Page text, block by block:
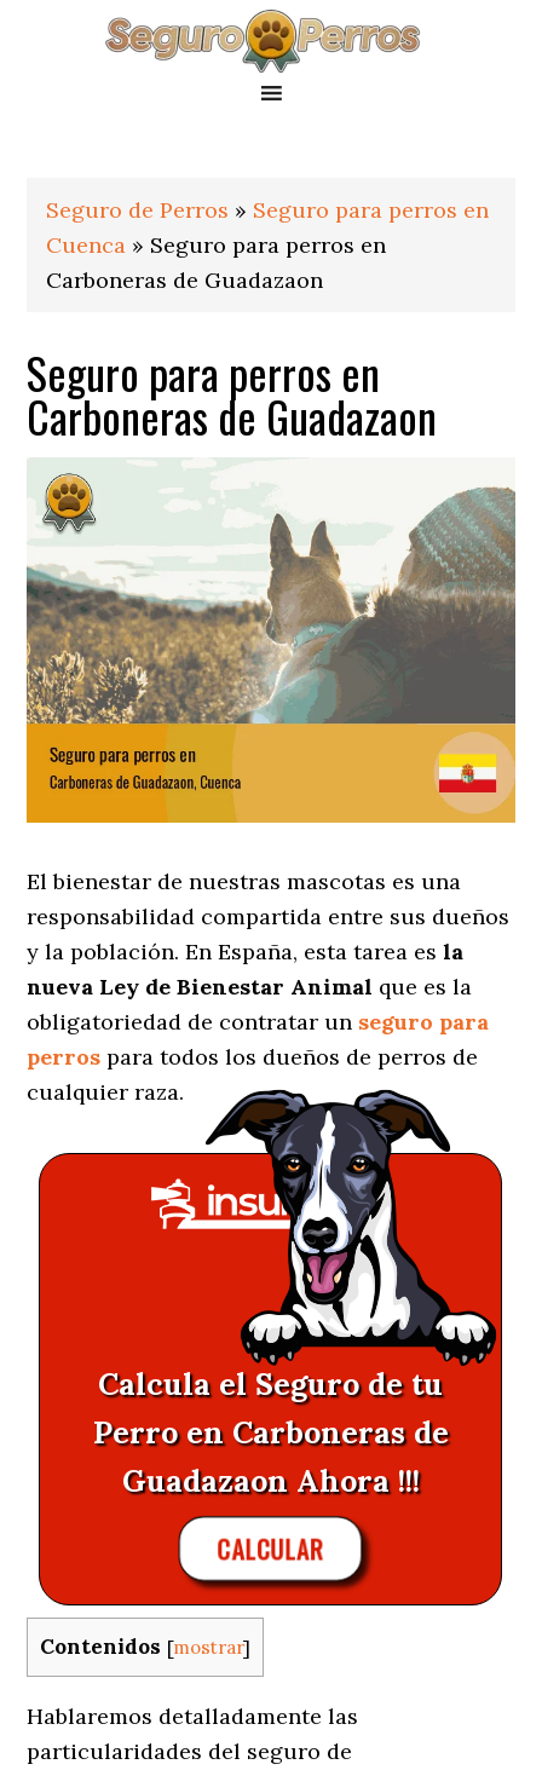
Seguro de Perros » Seguro para perros en
Cuenca » Seguro para perros en
Carboneras de Guadazaon
Seguro para perros en
Carboneras de Guadazaon
El bienestar de nuestras mascotas es una
responsabilidad compartida entre sus dueños
y la población. En España, esta tarea esla
nueva Ley de Bienestar Animal que es la
obligatoriedad de contratar un seguro para
perros para todos los dueños de perros de
cualquier raza.
Calcula el Seguro de tu
Perro en Carboneras de
Guadazaon Ahora !!!
CALCULAR
Contenidos [mostrar]
Hablaremos detalladamente las
particularidades del seguro de